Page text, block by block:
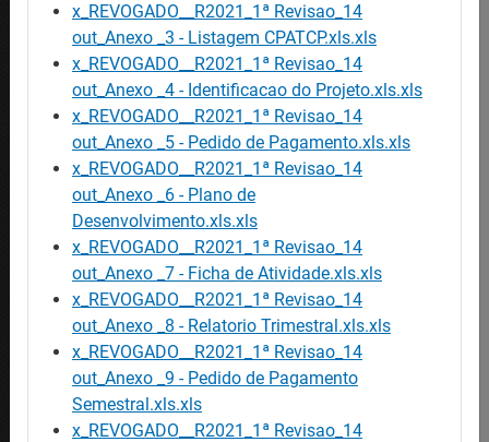
x_REVOGADO__R2021_1ª Revisao_14
out_Anexo _3 - Listagem CPATCP.xls.xls
x_REVOGADO__R2021_1ª Revisao_14
out_Anexo _4 - Identificacao do Projeto.xls.xls
x_REVOGADO__R2021_1ª Revisao_14
out_Anexo _5 - Pedido de Pagamento.xls.xls
x_REVOGADO__R2021_1ª Revisao_14
out_Anexo _6 - Plano de
Desenvolvimento.xls.xls
x_REVOGADO__R2021_1ª Revisao_14
out_Anexo _7 - Ficha de Atividade.xls.xls
x_REVOGADO__R2021_1ª Revisao_14
out_Anexo _8 - Relatorio Trimestral.xls.xls
x_REVOGADO__R2021_1ª Revisao_14
out_Anexo _9 - Pedido de Pagamento
Semestral.xls.xls
x_REVOGADO__R2021_1ª Revisao_14
CONTACTE-NOS
Contactos
SITES IEFP
Iefponline
Netforce
CRC Virtual
Eures
WorldSkills Portugal
E-Learning
Garantia Jovem
REDES SOCIAIS